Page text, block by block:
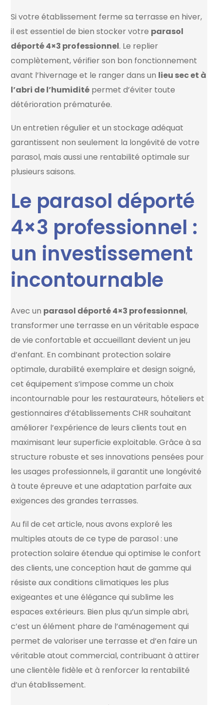
Si votre établissement ferme sa terrasse en hiver,
il est essentiel de bien stocker votre parasol
déporté 4×3 professionnel. Le replier
complètement, vérifier son bon fonctionnement
avant l’hivernage et le ranger dans un lieu sec et à
l’abri de l’humidité permet d’éviter toute
détérioration prématurée.
Un entretien régulier et un stockage adéquat
garantissent non seulement la longévité de votre
parasol, mais aussi une rentabilité optimale sur
plusieurs saisons.
Le parasol déporté
4×3 professionnel :
un investissement
incontournable
Avec un parasol déporté 4×3 professionnel,
transformer une terrasse en un véritable espace
de vie confortable et accueillant devient un jeu
d’enfant. En combinant protection solaire
optimale, durabilité exemplaire et design soigné,
cet équipement s’impose comme un choix
incontournable pour les restaurateurs, hôteliers et
gestionnaires d’établissements CHR souhaitant
améliorer l’expérience de leurs clients tout en
maximisant leur superficie exploitable. Grâce à sa
structure robuste et ses innovations pensées pour
les usages professionnels, il garantit une longévité
à toute épreuve et une adaptation parfaite aux
exigences des grandes terrasses.
Au fil de cet article, nous avons exploré les
multiples atouts de ce type de parasol : une
protection solaire étendue qui optimise le confort
des clients, une conception haut de gamme qui
résiste aux conditions climatiques les plus
exigeantes et une élégance qui sublime les
espaces extérieurs. Bien plus qu’un simple abri,
c’est un élément phare de l’aménagement qui
permet de valoriser une terrasse et d’en faire un
véritable atout commercial, contribuant à attirer
une clientèle fidèle et à renforcer la rentabilité
d’un établissement.